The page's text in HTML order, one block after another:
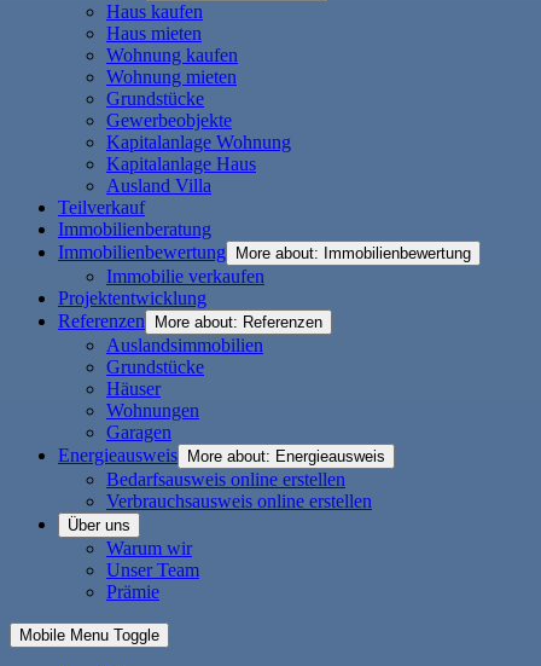
Haus kaufen
Haus mieten
Wohnung kaufen
Wohnung mieten
Grundstücke
Gewerbeobjekte
Kapitalanlage Wohnung
Kapitalanlage Haus
Ausland Villa
Teilverkauf
Immobilienberatung
Immobilienbewertung
More about: Immobilienbewertung
Immobilie verkaufen
Projektentwicklung
Referenzen
More about: Referenzen
Auslandsimmobilien
Grundstücke
Häuser
Wohnungen
Garagen
Energieausweis
More about: Energieausweis
Bedarfsausweis online erstellen
Verbrauchsausweis online erstellen
Über uns
Warum wir
Unser Team
Prämie
Mobile Menu Toggle